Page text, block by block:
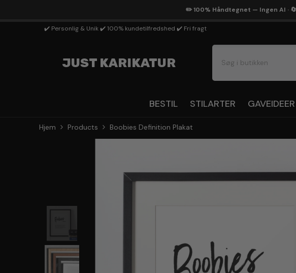
✏️ 100% Håndtegnet — Ingen AI ·
✔️ Personlig & Unik ✔️ 100% kundetilfredshed ✔️ Fri fragt
JUST KARIKATUR
BESTIL STILARTER GAVEIDEER
Hjem Products Boobies Definition Plakat